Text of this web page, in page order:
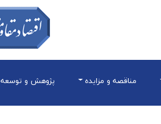
مناقصه و مزایده پژوهش و توسعه